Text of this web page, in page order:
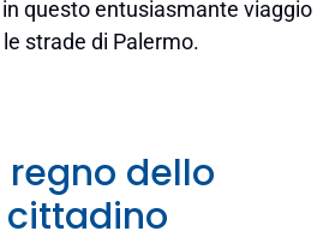
questo entusiasmante viaggio
strade di Palermo.
dello